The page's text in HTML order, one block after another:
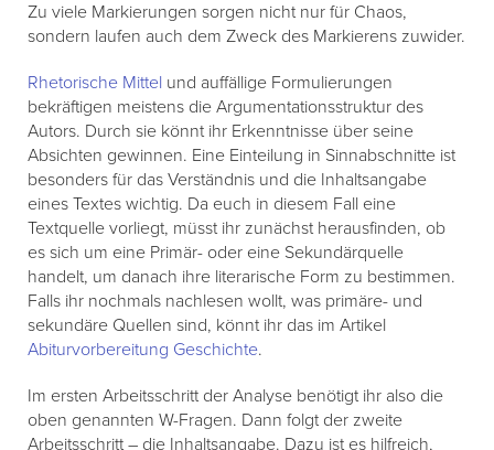
Zu viele Markierungen sorgen nicht nur für Chaos,
sondern laufen auch dem Zweck des Markierens zuwider.
Rhetorische Mittel und auffällige Formulierungen
bekräftigen meistens die Argumentationsstruktur des
Autors. Durch sie könnt ihr Erkenntnisse über seine
Absichten gewinnen. Eine Einteilung in Sinnabschnitte ist
besonders für das Verständnis und die Inhaltsangabe
eines Textes wichtig. Da euch in diesem Fall eine
Textquelle vorliegt, müsst ihr zunächst herausfinden, ob
es sich um eine Primär- oder eine Sekundärquelle
handelt, um danach ihre literarische Form zu bestimmen.
Falls ihr nochmals nachlesen wollt, was primäre- und
sekundäre Quellen sind, könnt ihr das im Artikel
Abiturvorbereitung Geschichte.
Im ersten Arbeitsschritt der Analyse benötigt ihr also die
oben genannten W-Fragen. Dann folgt der zweite
Arbeitsschritt – die Inhaltsangabe. Dazu ist es hilfreich,